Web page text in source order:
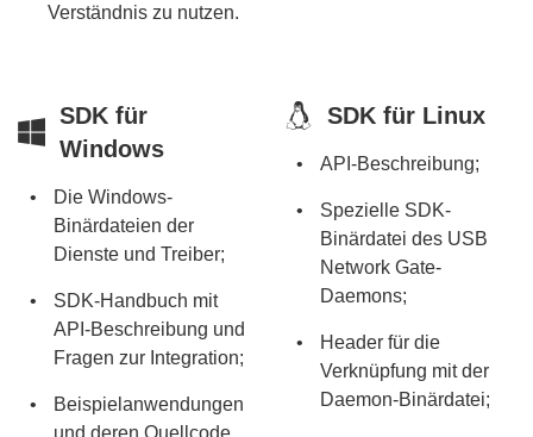
Verständnis zu nutzen.
SDK für
Windows
Die Windows-
Binärdateien der
Dienste und Treiber;
SDK-Handbuch mit
API-Beschreibung und
Fragen zur Integration;
Beispielanwendungen
und deren Quellcode
SDK für Linux
API-Beschreibung;
Spezielle SDK-
Binärdatei des USB
Network Gate-
Daemons;
Header für die
Verknüpfung mit der
Daemon-Binärdatei;